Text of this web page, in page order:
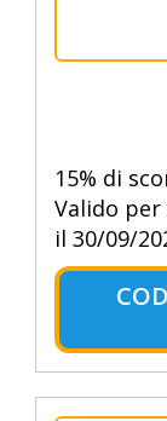
15% di
Valido per
il 30/09/